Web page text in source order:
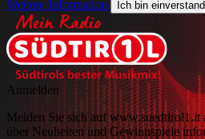
Weitere Information Ich bin
Anmelden
Melden Sie sich auf www.suedtirol1.it
über Neuheiten und Gewinnspiele